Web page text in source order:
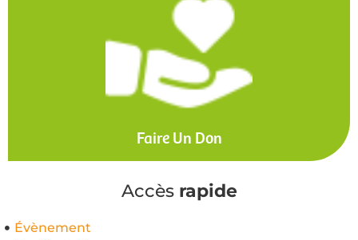
Faire Un Don
Accès rapide
Évènement